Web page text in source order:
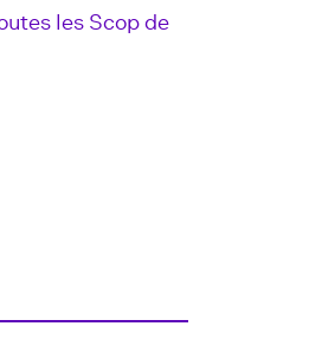
les Scop de